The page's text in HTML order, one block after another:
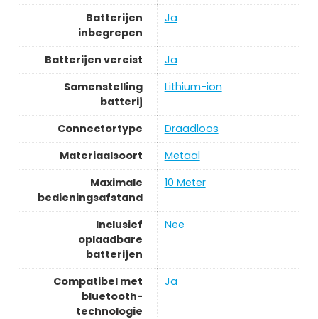
Batterijen
inbegrepen
Ja
Batterijen vereist
Ja
Samenstelling
batterij
Lithium-ion
Connectortype
Draadloos
Materiaalsoort
Metaal
Maximale
bedieningsafstand
10 Meter
Inclusief
oplaadbare
batterijen
Nee
Compatibel met
bluetooth-
technologie
Ja